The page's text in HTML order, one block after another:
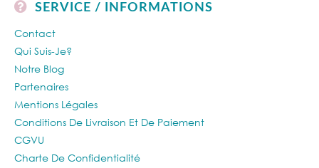
SERVICE / INFORMATIONS
Contact
Qui Suis-Je?
Notre Blog
Partenaires
Mentions Légales
Conditions De Livraison Et De Paiement
CGVU
Charte De Confidentialité